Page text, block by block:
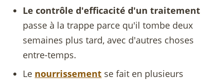
Le contrôle d'efficacité d'un traitement
passe à la trappe parce qu'il tombe deux
semaines plus tard, avec d'autres choses
entre-temps.
Le nourrissement se fait en plusieurs